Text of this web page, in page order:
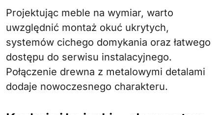
Projektując meble na wymiar, warto
uwzględnić montaż okuć ukrytych,
systemów cichego domykania oraz łatwego
dostępu do serwisu instalacyjnego.
Połączenie drewna z metalowymi detalami
dodaje nowoczesnego charakteru.